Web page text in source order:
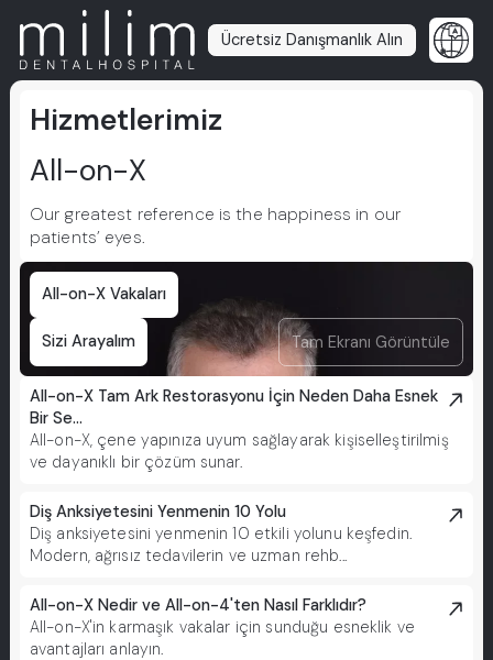
Ücretsiz Danışmanlık Alın
Hizmetlerimiz
All-on-X
Our greatest reference is the happiness in our
patients’ eyes.
All-on-X Vakaları
Sizi Arayalım Tam Ekranı Görüntüle
All-on-X Tam Ark Restorasyonu İçin Neden Daha Esnek
Bir Se...
All-on-X, çene yapınıza uyum sağlayarak kişiselleştirilmiş
ve dayanıklı bir çözüm sunar.
Diş Anksiyetesini Yenmenin 10 Yolu
Diş anksiyetesini yenmenin 10 etkili yolunu keşfedin.
Modern, ağrısız tedavilerin ve uzman rehb...
All-on-X Nedir ve All-on-4'ten Nasıl Farklıdır?
All-on-X'in karmaşık vakalar için sunduğu esneklik ve
avantajları anlayın.